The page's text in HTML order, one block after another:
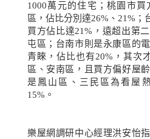
1000萬元的住宅；桃園市買
區，佔比分別達26% 、 21% ；
買方佔比達21% ，遠超出第
屯區；台南市則是永康區的
青睞，佔比也有20% ，其次
區、安南區，且買方偏好屋
是鳳山區、三民區為看屋
15% 。
樂屋網調研中心經理洪安怡